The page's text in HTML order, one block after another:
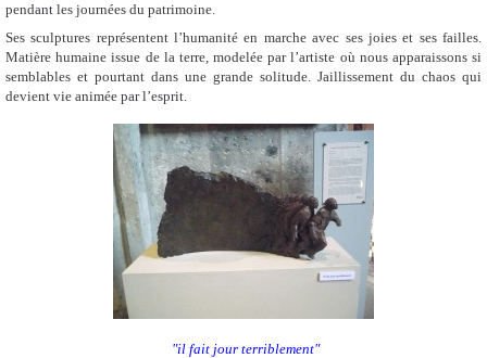
pendant les journées du patrimoine.
Ses sculptures représentent l’humanité en marche avec ses joies et ses failles.
Matière humaine issue de la terre, modelée par l’artiste où nous apparaissons si
semblables et pourtant dans une grande solitude. Jaillissement du chaos qui
devient vie animée par l’esprit.
"il fait jour terriblement"